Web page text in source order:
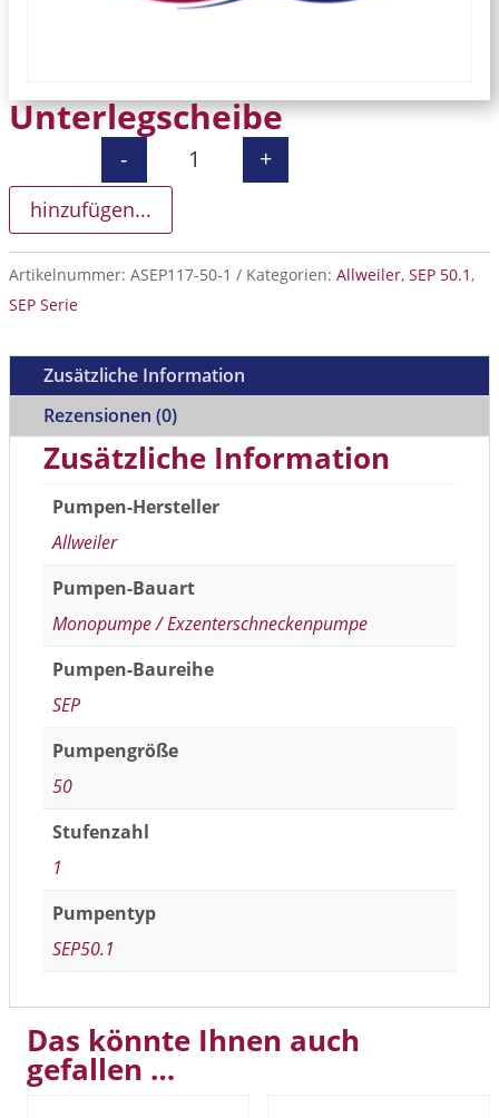
Unterlegscheibe
Unterlegscheibe Menge
- +
hinzufügen...
Artikelnummer: ASEP117-50-1 Kategorien: Allweiler, SEP 50.1 ,
SEP Serie
Zusätzliche Information
Rezensionen (0)
Zusätzliche Information
Pumpen-Hersteller
Allweiler
Pumpen-Bauart
Monopumpe / Exzenterschneckenpumpe
Pumpen-Baureihe
SEP
Pumpengröße
50
Stufenzahl
1
Pumpentyp
SEP50.1
Das könnte Ihnen auch
gefallen …